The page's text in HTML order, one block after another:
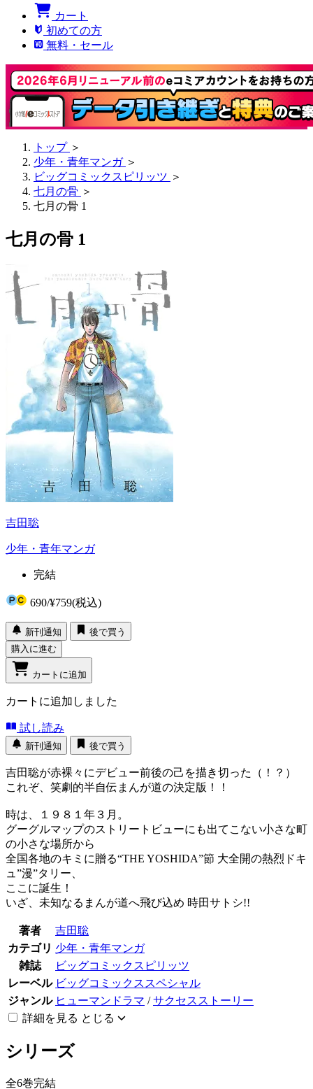
カート
初めての方
無料・セール
トップ ＞
少年・青年マンガ ＞
ビッグコミックスピリッツ ＞
七月の骨 ＞
七月の骨 1
七月の骨 1
吉田聡
少年・青年マンガ
完結
690/¥759(税込)
新刊通知
後で買う
購入に進む
カートに追加
カートに追加しました
試し読み
新刊通知 後で買う
吉田聡が赤裸々にデビュー前後の己を描き切った（！？）
これぞ、笑劇的半自伝まんが道の決定版！！
時は、１９８１年３月。
グーグルマップのストリートビューにも出てこない小さな町
の小さな場所から
全国各地のキミに贈る“THE YOSHIDA”節 大全開の熱烈ドキ
ュ”漫”タリー、
ここに誕生！
いざ、未知なるまんが道へ飛び込め 時田サトシ!!
著者
吉田聡
カテゴリ 少年・青年マンガ
雑誌
ビッグコミックスピリッツ
レーベル ビッグコミックススペシャル
ジャンル ヒューマンドラマ /サクセスストーリー
詳細を見る とじる
シリーズ
全6巻完結